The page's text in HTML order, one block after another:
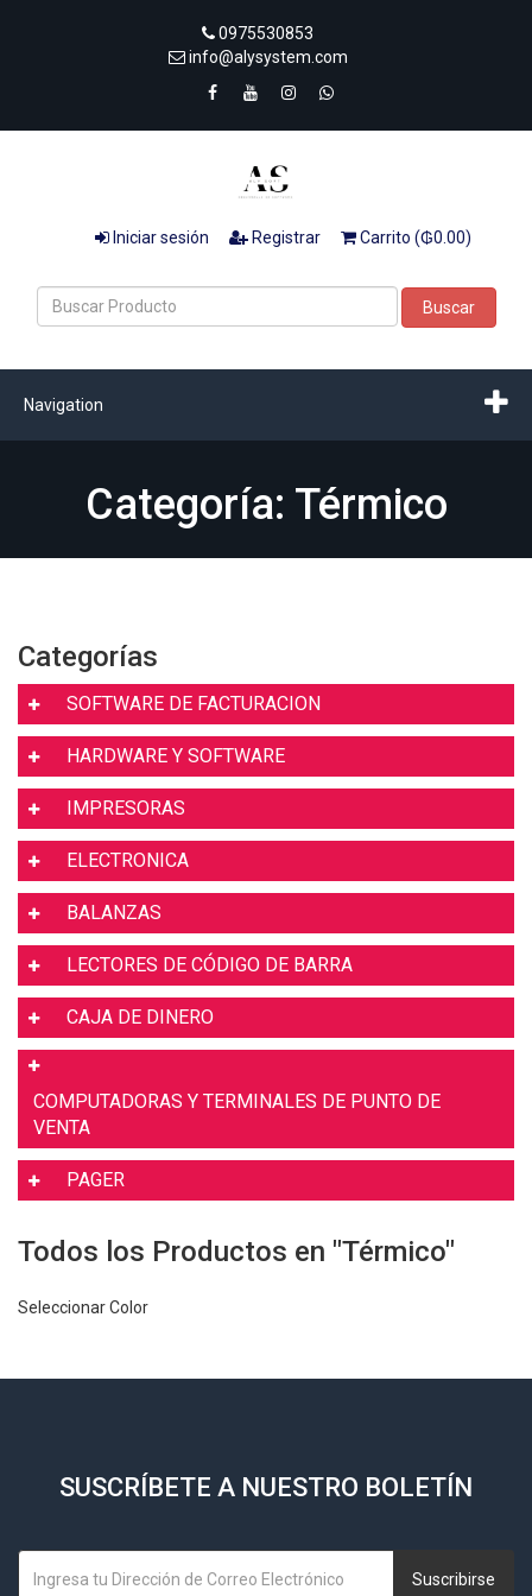
0975530853
info@alysystem.com
Iniciar sesión Registrar Carrito (₲0.00)
Buscar
Navigation
Categoría: Térmico
Categorías
SOFTWARE DE FACTURACION
HARDWARE Y SOFTWARE
IMPRESORAS
ELECTRONICA
BALANZAS
LECTORES DE CÓDIGO DE BARRA
CAJA DE DINERO
COMPUTADORAS Y TERMINALES DE PUNTO DE
VENTA
PAGER
Todos los Productos en "Térmico"
Seleccionar Color
SUSCRÍBETE A NUESTRO BOLETÍN
Suscribirse